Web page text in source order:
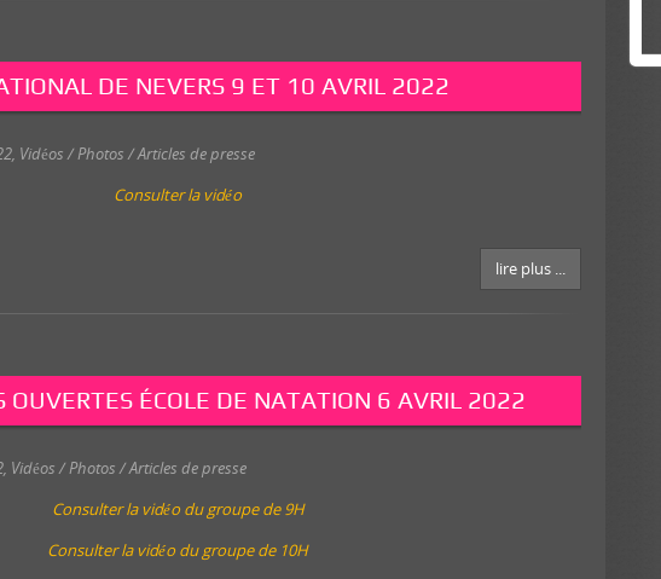
DE NEVERS 9 ET 10 AVRIL 2022
, Vidéos / Photos / Articles de presse
Consulter la vidéo
lire plus ...
OUVERTES ÉCOLE DE NATATION 6 AVRIL 2022
, Vidéos / Photos / Articles de presse
Consulter la vidéo du groupe de 9H
Consulter la vidéo du groupe de 10H